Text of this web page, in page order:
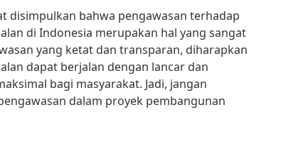
disimpulkan bahwa pengawasan terhadap
di Indonesia merupakan hal yang sangat
yang ketat dan transparan, diharapkan
dapat berjalan dengan lancar dan
bagi masyarakat. Jadi, jangan
dalam proyek pembangunan